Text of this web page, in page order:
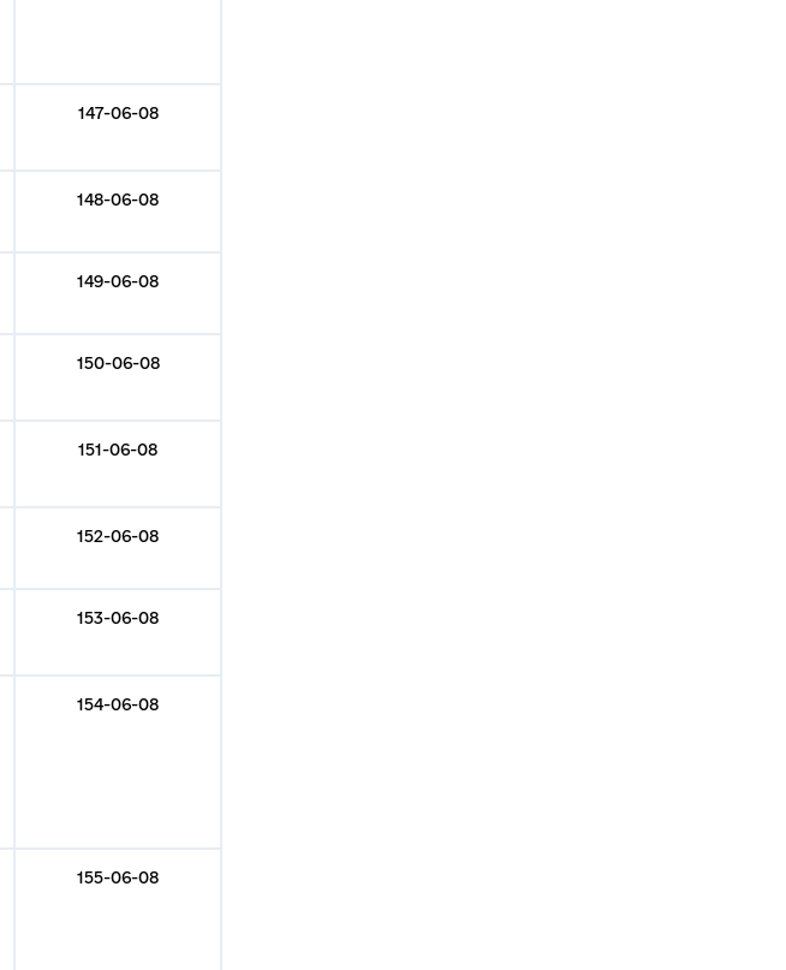
147-06-08
148-06-08
149-06-08
150-06-08
151-06-08
152-06-08
153-06-08
154-06-08
155-06-08